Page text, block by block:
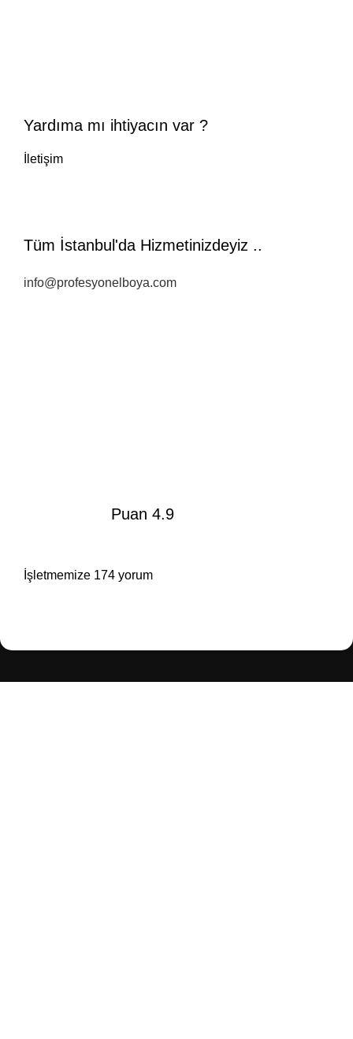
Yardıma mı ihtiyacın var ?
İletişim
Tüm İstanbul'da Hizmetinizdeyiz ..
info@profesyonelboya.com
Puan 4.9
İşletmemize 174 yorum